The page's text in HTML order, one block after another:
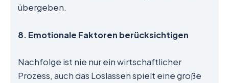
übergeben.
8. Emotionale Faktoren berücksichtigen
Nachfolge ist nie nur ein wirtschaftlicher
Prozess, auch das Loslassen spielt eine große